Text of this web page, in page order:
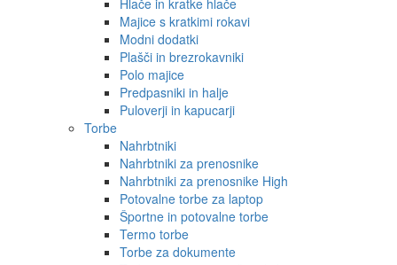
Hlače in kratke hlače
Majice s kratkimi rokavi
Modni dodatki
Plašči in brezrokavniki
Polo majice
Predpasniki in halje
Puloverji in kapucarji
Torbe
Nahrbtniki
Nahrbtniki za prenosnike
Nahrbtniki za prenosnike High
Potovalne torbe za laptop
Športne in potovalne torbe
Termo torbe
Torbe za dokumente